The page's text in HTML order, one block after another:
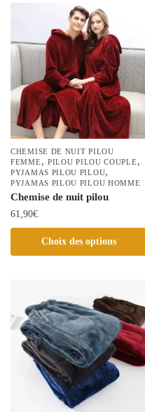
variations.
Les
options
peuvent
être
choisies
sur
la
page
du
produit
CHEMISE DE NUIT PILOU
FEMME, PILOU PILOU COUPLE,
PYJAMAS PILOU PILOU,
PYJAMAS PILOU PILOU HOMME
Chemise de nuit pilou
61,90€
Choix des options
produit
variations.
Les
options
peuvent